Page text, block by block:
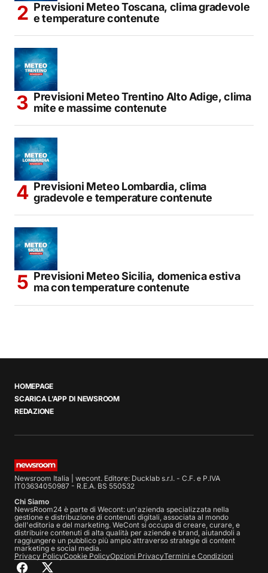
Previsioni Meteo Toscana, clima gradevole
e temperature contenute
Previsioni Meteo Trentino Alto Adige, clima
mite e massime contenute
Previsioni Meteo Lombardia, clima
gradevole e temperature contenute
Previsioni Meteo Sicilia, domenica estiva
ma con temperature contenute
HOMEPAGE
SCARICA L’APP DI NEWSROOM
REDAZIONE
Newsroom Italia | wecont. Editore: Ducklab s.r.l. - C.F. e P.IVA
IT03634050987 - R.E.A. BS 550532
Chi Siamo
NewsRoom24 è parte di Wecont: un'azienda specializzata nella
gestione e distribuzione di contenuti digitali, associata al mondo
dell'editoria e del marketing. WeCont si occupa di creare, curare, e
distribuire contenuti di alta qualità per aziende e brand, aiutandoli a
raggiungere un pubblico più ampio attraverso strategie di content
marketing e social media.
Privacy PolicyCookie PolicyOpzioni PrivacyTermini e Condizioni